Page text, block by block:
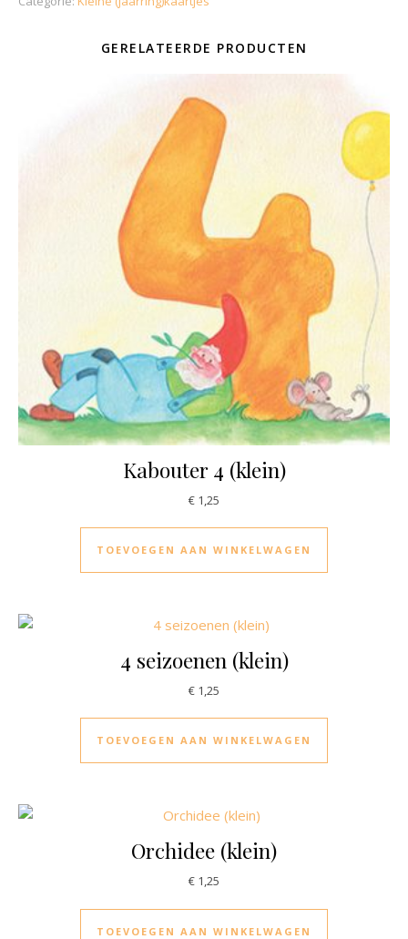
GERELATEERDE PRODUCTEN
Kabouter 4 (klein)
€ 1,25
TOEVOEGEN AAN WINKELWAGEN
4 seizoenen (klein)
€ 1,25
TOEVOEGEN AAN WINKELWAGEN
Orchidee (klein)
€ 1,25
TOEVOEGEN AAN WINKELWAGEN